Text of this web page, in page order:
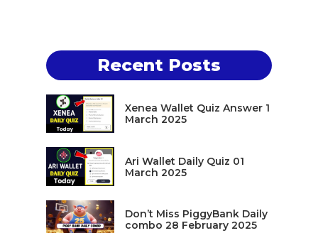
Recent Posts
Xenea Wallet Quiz Answer 1
March 2025
Ari Wallet Daily Quiz 01
March 2025
Don’t Miss PiggyBank Daily
combo 28 February 2025